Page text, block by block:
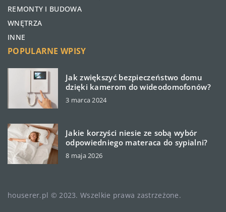
REMONTY I BUDOWA
WNĘTRZA
INNE
POPULARNE WPISY
Jak zwiększyć bezpieczeństwo domu
dzięki kamerom do wideodomofonów?
3 marca 2024
Jakie korzyści niesie ze sobą wybór
odpowiedniego materaca do sypialni?
8 maja 2026
houserer.pl © 2023. Wszelkie prawa zastrzeżone.